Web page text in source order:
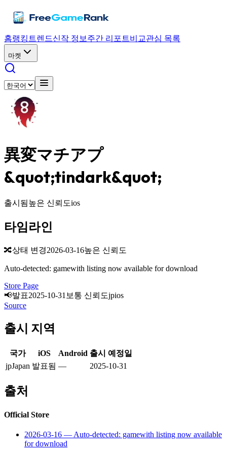
홈랭킹 트렌드신작 정보 주간 리포트비교관심 목록
마켓
異変マチアプ
&quot;tindark&quot;
출시됨높은 신뢰도ios
타임라인
🔀상태 변경2026-03-16높은 신뢰도
Auto-detected: gamewith listing now available for download
Store Page
📢발표2025-10-31 보통 신뢰도jpios
Source
출시 지역
국가 iOS Android 출시 예정일
jpJapan 발표됨 — 2025-10-31
출처
Official Store
2026-03-16 — Auto-detected: gamewith listing now available
for download